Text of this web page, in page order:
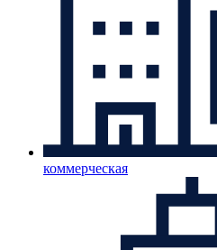
коммерческая